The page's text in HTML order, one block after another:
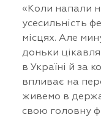
«Коли напали
усесильність
місцях. Але
доньки
в Україні й за
впливає на
живемо в
свою головну